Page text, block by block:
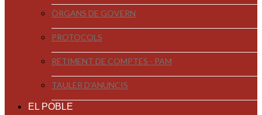
ÒRGANS DE GOVERN
PROTOCOLS
RETIMENT DE COMPTES - PAM
TAULER D'ANUNCIS
EL POBLE